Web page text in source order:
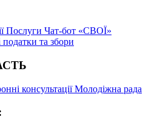
Послуги Чат-бот «СВОЇ»
податки та збори
консультаціїМолодіжна рада